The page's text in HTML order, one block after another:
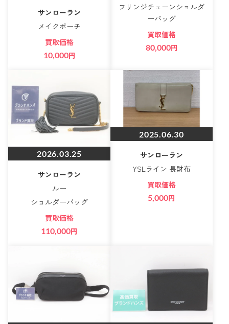
サンローラン
メイクポーチ
買取価格
10,000円
フリンジチェーンショルダ
ーバッグ
買取価格
80,000円
2026.03.25
サンローラン
ルー
ショルダーバッグ
買取価格
110,000円
2025.06.30
サンローラン
YSLライン 長財布
買取価格
5,000円